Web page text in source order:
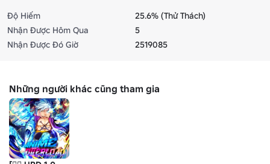
Độ Hiếm
25.6% (Thử Thách)
Nhận Được Hôm Qua
5
Nhận Được Đó Giờ
2519085
Những người khác cũng tham gia